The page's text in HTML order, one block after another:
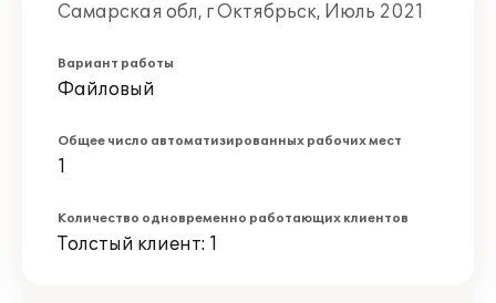
Самарская обл, г Октябрьск, Июль 2021
Вариант работы
Файловый
Общее число автоматизированных рабочих мест
1
Количество одновременно работающих клиентов
Толстый клиент: 1